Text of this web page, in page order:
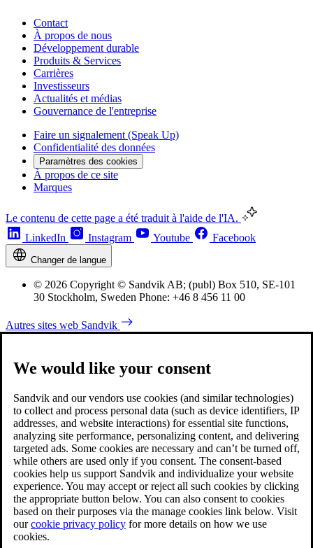
Contact
À propos de nous
Développement durable
Produits & Services
Carrières
Investisseurs
Actualités et médias
Gouvernance de l'entreprise
Faire un signalement (Speak Up)
Confidentialité des données
Paramètres des cookies
À propos de ce site
Marques
Le contenu de cette page a été traduit à l'aide de l'IA.
LinkedIn
Instagram Youtube Facebook
Changer de langue
© 2026 Copyright © Sandvik AB; (publ) Box 510, SE-101
30 Stockholm, Sweden Phone: +46 8 456 11 00
Autres sites web Sandvik
We would like your consent
Sandvik and our vendors use cookies (and similar technologies)
to collect and process personal data (such as device identifiers, IP
addresses, and website interactions) for essential site functions,
analyzing site performance, personalizing content, and delivering
targeted ads. Some cookies are necessary and can’t be turned off,
while others are used only if you consent. The consent-based
cookies help us support Sandvik and individualize your website
experience. You may accept or reject all such cookies by clicking
the appropriate button below. You can also consent to cookies
based on their purposes via the manage cookies link below. Visit
ourcookie privacy policy for more details on how we use
cookies.